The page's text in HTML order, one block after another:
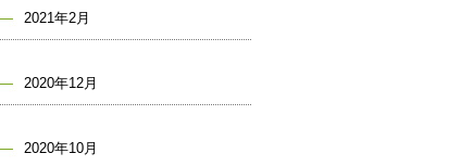
2021年2月
2020年12月
2020年10月